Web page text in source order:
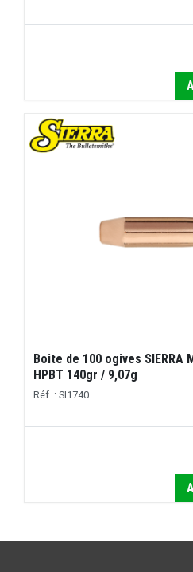
Boite de 100 ogives SIERRA
HPBT 140gr / 9,07g
Réf. : SI1740